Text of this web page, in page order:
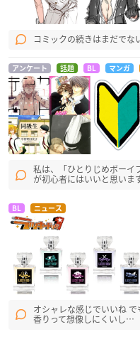
コミックの続きはまだでな
アンケート 話題 BL マンガ
私は、「ひとりじめボーイ
が初心者にはいいと思い
BL ニュース
オシャレな感じでいいね
香りって想像しにくいし…